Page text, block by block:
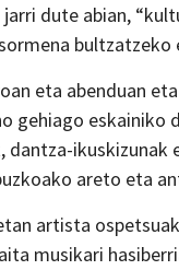
dute abian,
eta abenduan
gehiago
dantza-
areto eta
artista
musikari